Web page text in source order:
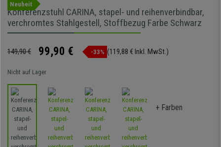
Neuheit
Konferenzstuhl CARINA, stapel- und reihenverbindbar,
verchromtes Stahlgestell, Stoffbezug Farbe Schwarz
149,90 € 99,90 € -33% (119,88 € Inkl. MwSt.)
Nicht auf Lager
+ Farben